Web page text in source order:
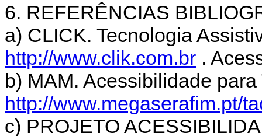
6. REFERÊNCIAS
a) CLICK. Tecnologia
http://www.clik.com.br .
b) MAM. Acessibilidade
http://www.megaserafim.pt/
c) PROJETO